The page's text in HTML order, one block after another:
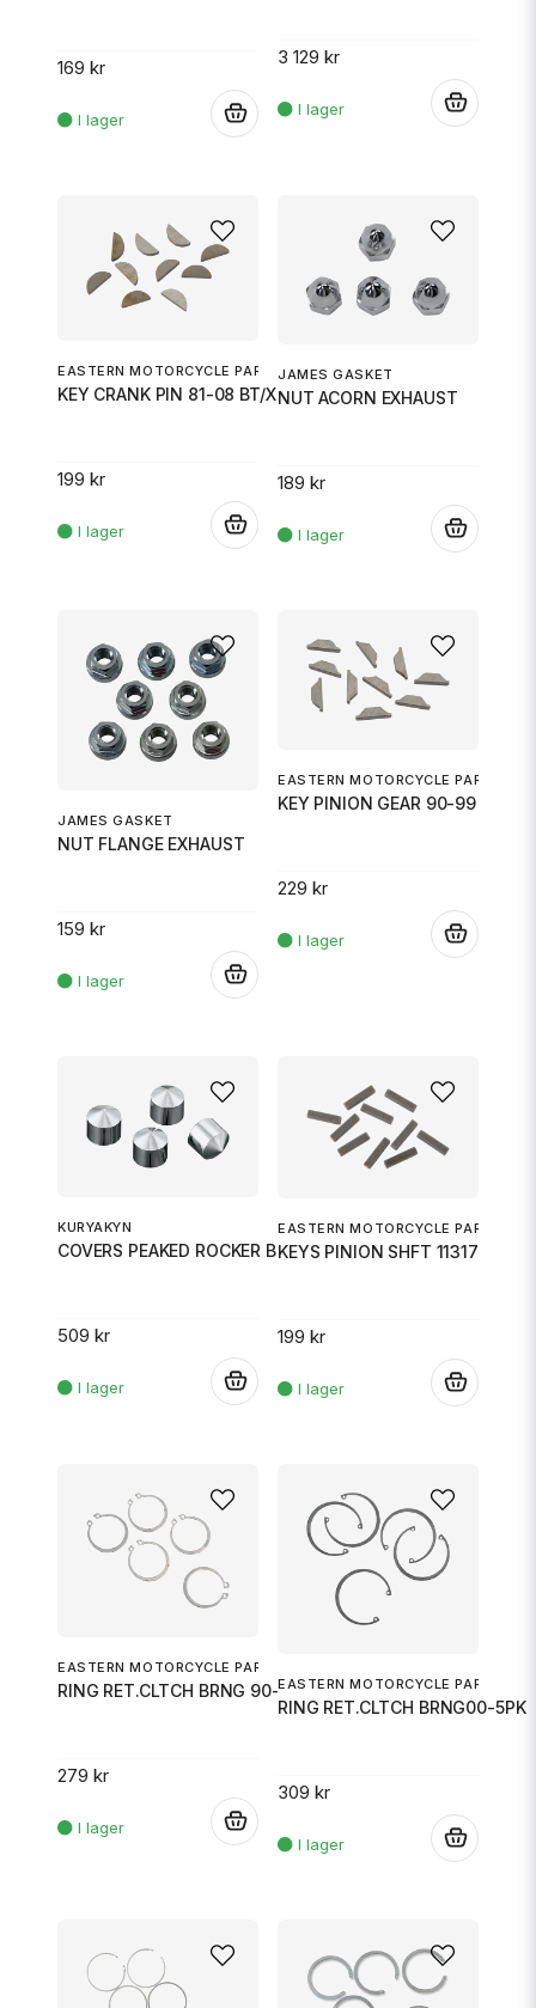
169 kr 3 129 kr
EASTERN MOTORCYCLE PARTS
KEY CRANK PIN 81-08 BT/XL
199 kr
JAMES GASKET
NUT ACORN EXHAUST
189 kr
JAMES GASKET
NUT FLANGE EXHAUST
159 kr
EASTERN MOTORCYCLE PARTS
KEY PINION GEAR 90-99
229 kr
KURYAKYN
COVERS PEAKED ROCKER BOX BOLT
509 kr
EASTERN MOTORCYCLE PARTS
KEYS PINION SHFT 11317
199 kr
EASTERN MOTORCYCLE PARTS
RING RET.CLTCH BRNG 90-99
279 kr
EASTERN MOTORCYCLE PARTS
RING RET.CLTCH BRNG00-5PK
309 kr